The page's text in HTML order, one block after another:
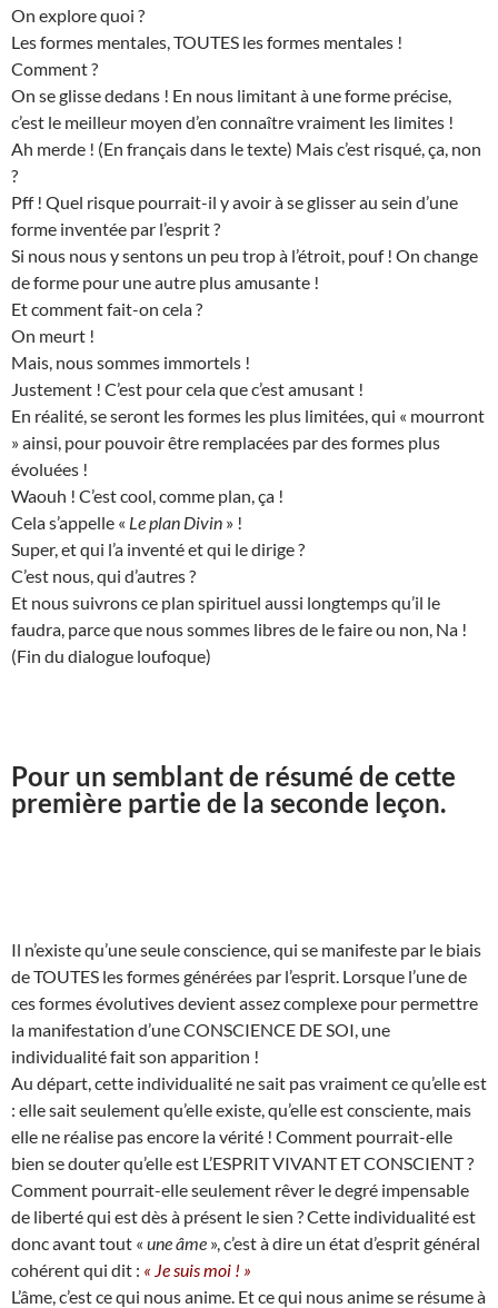
On explore quoi ?
Les formes mentales, TOUTES les formes mentales !
Comment ?
On se glisse dedans ! En nous limitant à une forme précise,
c’est le meilleur moyen d’en connaître vraiment les limites !
Ah merde ! (En français dans le texte) Mais c’est risqué, ça, non
?
Pff ! Quel risque pourrait-il y avoir à se glisser au sein d’une
forme inventée par l’esprit ?
Si nous nous y sentons un peu trop à l’étroit, pouf ! On change
de forme pour une autre plus amusante !
Et comment fait-on cela ?
On meurt !
Mais, nous sommes immortels !
Justement ! C’est pour cela que c’est amusant !
En réalité, se seront les formes les plus limitées, qui « mourront
» ainsi, pour pouvoir être remplacées par des formes plus
évoluées !
Waouh ! C’est cool, comme plan, ça !
Cela s’appelle « Le plan Divin » !
Super, et qui l’a inventé et qui le dirige ?
C’est nous, qui d’autres ?
Et nous suivrons ce plan spirituel aussi longtemps qu’il le
faudra, parce que nous sommes libres de le faire ou non, Na !
(Fin du dialogue loufoque)
Pour un semblant de résumé de cette
première partie de la seconde leçon.
Il n’existe qu’une seule conscience, qui se manifeste par le biais
de TOUTES les formes générées par l’esprit. Lorsque l’une de
ces formes évolutives devient assez complexe pour permettre
la manifestation d’une CONSCIENCE DE SOI, une
individualité fait son apparition !
Au départ, cette individualité ne sait pas vraiment ce qu’elle est
: elle sait seulement qu’elle existe, qu’elle est consciente, mais
elle ne réalise pas encore la vérité ! Comment pourrait-elle
bien se douter qu’elle est L’ESPRIT VIVANT ET CONSCIENT ?
Comment pourrait-elle seulement rêver le degré impensable
de liberté qui est dès à présent le sien ? Cette individualité est
donc avant tout « une âme », c’est à dire un état d’esprit général
cohérent qui dit : « Je suis moi ! »
L’âme, c’est ce qui nous anime. Et ce qui nous anime se résume à